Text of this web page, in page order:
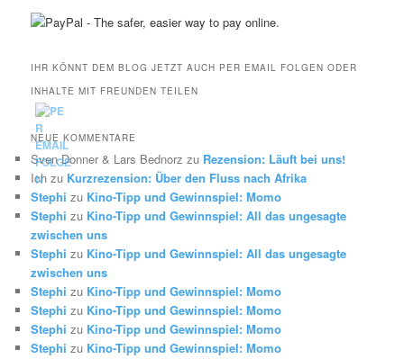
IHR KÖNNT DEM BLOG JETZT AUCH PER EMAIL FOLGEN ODER
INHALTE MIT FREUNDEN TEILEN
NEUE KOMMENTARE
Sven Donner & Lars Bednorz zu Rezension: Läuft bei uns!
Ich zu Kurzrezension: Über den Fluss nach Afrika
Stephi zu Kino-Tipp und Gewinnspiel: Momo
Stephi zu Kino-Tipp und Gewinnspiel: All das ungesagte
zwischen uns
Stephi zu Kino-Tipp und Gewinnspiel: All das ungesagte
zwischen uns
Stephi zu Kino-Tipp und Gewinnspiel: Momo
Stephi zu Kino-Tipp und Gewinnspiel: Momo
Stephi zu Kino-Tipp und Gewinnspiel: Momo
Stephi zu Kino-Tipp und Gewinnspiel: Momo